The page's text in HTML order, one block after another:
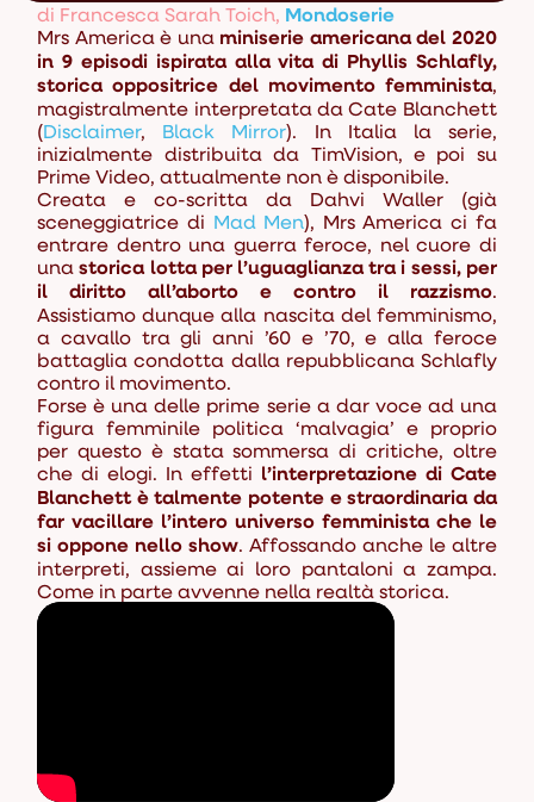
di Francesca Sarah Toich, Mondoserie
Mrs Americaè una miniserie americana del 2020
in 9 episodi ispirata alla vita di Phyllis Schlafly,
storica oppositrice del movimento femminista,
magistralmente interpretata da Cate Blanchett
(Disclaimer, Black Mirror). In Italia la serie,
inizialmente distribuita da TimVision, e poi su
Prime Video, attualmente non è disponibile.
Creata e co-scritta da Dahvi Waller (già
sceneggiatrice di Mad Men), Mrs Americaci fa
entrare dentro una guerra feroce, nel cuore di
unastorica lotta per l’uguaglianza tra i sessi, per
il diritto all’aborto e contro il razzismo.
Assistiamo dunque alla nascita del femminismo,
a cavallo tra gli anni ’60 e ’70, e alla feroce
battaglia condotta dalla repubblicana Schlafly
contro il movimento.
Forse è una delle prime serie a dar voce ad una
figura femminile politica ‘malvagia’ e proprio
per questo è stata sommersa di critiche, oltre
che di elogi. In effetti l’interpretazione di Cate
Blanchett è talmente potente e straordinaria da
far vacillare l’intero universo femminista che le
si oppone nello show. Affossando anche le altre
interpreti, assieme ai loro pantaloni a zampa.
Come in parte avvenne nella realtà storica.